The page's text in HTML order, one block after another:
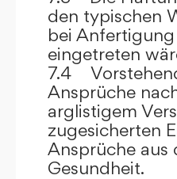
den typischen
bei
eingetreten
7.4
Ansprüche
arglistigem
zugesicherten
Ansprüche aus
Gesundheit.